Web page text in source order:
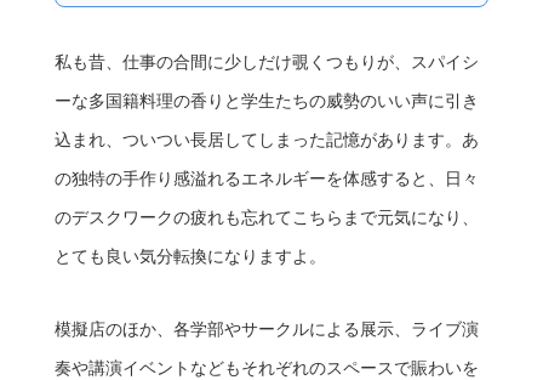
私も昔、仕事の合間に少しだけ覗くつもりが、スパイシ
ーな多国籍料理の香りと学生たちの威勢のいい声に引き
込まれ、ついつい長居してしまった記憶があります。あ
の独特の手作り感溢れるエネルギーを体感すると、日々
のデスクワークの疲れも忘れてこちらまで元気になり、
とても良い気分転換になりますよ。
模擬店のほか、各学部やサークルによる展示、ライブ演
奏や講演イベントなどもそれぞれのスペースで賑わいを